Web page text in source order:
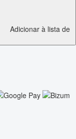
Adicionar à lista de